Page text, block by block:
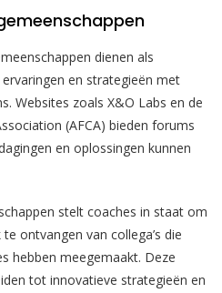
dienen als
en strategieën met
Websites zoals X&O Labs en de
(AFCA) bieden forums
en oplossingen kunnen
stelt coaches in staat om
ontvangen van collega’s die
hebben meegemaakt. Deze
tot innovatieve strategieën en